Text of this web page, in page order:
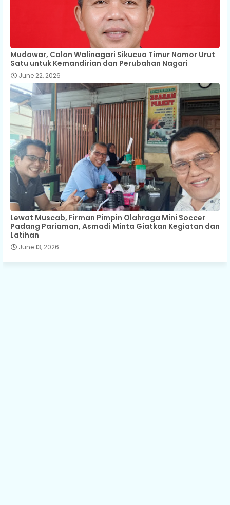
Mudawar, Calon Walinagari Sikucua Timur Nomor Urut
Satu untuk Kemandirian dan Perubahan Nagari
June 22, 2026
Lewat Muscab, Firman Pimpin Olahraga Mini Soccer
Padang Pariaman, Asmadi Minta Giatkan Kegiatan dan
Latihan
June 13, 2026